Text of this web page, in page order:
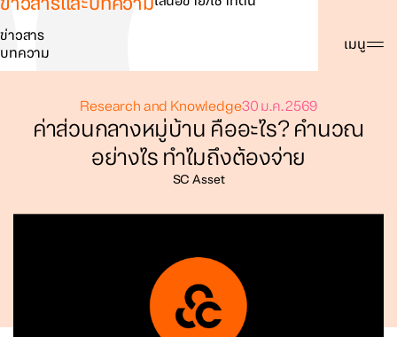
ค้นหา เมนู
ข่าวสาร
บทความ
Research and Knowledge30 ม.ค. 2569
ค่าส่วนกลางหมู่บ้าน คืออะไร? คำนวณ
อย่างไร ทำไมถึงต้องจ่าย
SC Asset